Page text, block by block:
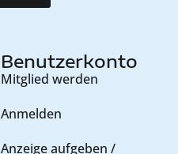
Benutzerkonto
Mitglied werden
Anmelden
Anzeige aufgeben /